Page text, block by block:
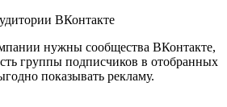
нужны сообщества ВКонтакте,
группы подписчиков в отобранных
показывать рекламу.